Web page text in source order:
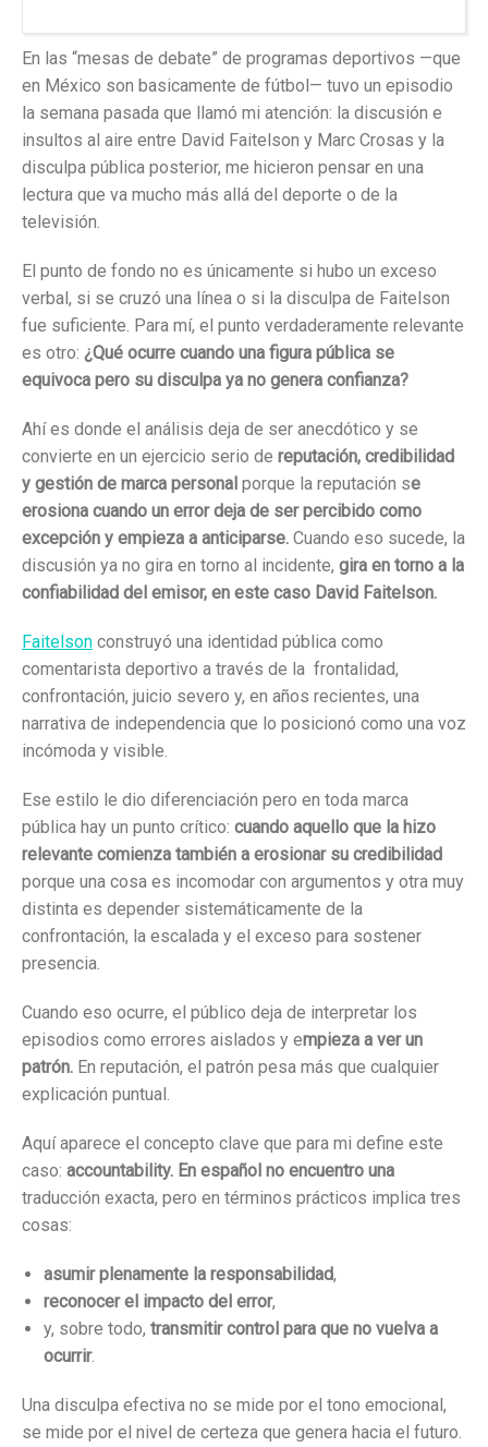
En las “mesas de debate” de programas deportivos —que
en México son basicamente de fútbol— tuvo un episodio
la semana pasada que llamó mi atención: la discusión e
insultos al aire entre David Faitelson y Marc Crosas y la
disculpa pública posterior, me hicieron pensar en una
lectura que va mucho más allá del deporte o de la
televisión.
El punto de fondo no es únicamente si hubo un exceso
verbal, si se cruzó una línea o si la disculpa de Faitelson
fue suficiente. Para mí, el punto verdaderamente relevante
es otro: ¿Qué ocurre cuando una figura pública se
equivoca pero su disculpa ya no genera confianza?
Ahí es donde el análisis deja de ser anecdótico y se
convierte en un ejercicio serio de reputación, credibilidad
y gestión de marca personal porque la reputación se
erosiona cuando un error deja de ser percibido como
excepción y empieza a anticiparse. Cuando eso sucede, la
discusión ya no gira en torno al incidente, gira en torno a la
confiabilidad del emisor, en este caso David Faitelson.
Faitelson construyó una identidad pública como
comentarista deportivo a través de la frontalidad,
confrontación, juicio severo y, en años recientes, una
narrativa de independencia que lo posicionó como una voz
incómoda y visible.
Ese estilo le dio diferenciación pero en toda marca
pública hay un punto crítico: cuando aquello que la hizo
relevante comienza también a erosionar su credibilidad
porque una cosa es incomodar con argumentos y otra muy
distinta es depender sistemáticamente de la
confrontación, la escalada y el exceso para sostener
presencia.
Cuando eso ocurre, el público deja de interpretar los
episodios como errores aislados y empieza a ver un
patrón. En reputación, el patrón pesa más que cualquier
explicación puntual.
Aquí aparece el concepto clave que para mi define este
caso: accountability. En español no encuentro una
traducción exacta, pero en términos prácticos implica tres
cosas:
asumir plenamente la responsabilidad,
reconocer el impacto del error,
y, sobre todo, transmitir control para que no vuelva a
ocurrir.
Una disculpa efectiva no se mide por el tono emocional,
se mide por el nivel de certeza que genera hacia el futuro.